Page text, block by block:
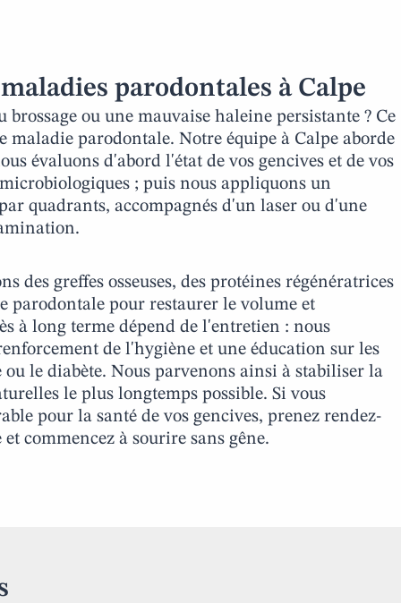
parodontales à Calpe
brossage ou une mauvaise haleine persistante ? Ce
maladie parodontale. Notre équipe à Calpe aborde
évaluons d'abord l'état de vos gencives et de vos
; puis nous appliquons un
quadrants, accompagnés d'un laser ou d'une
des greffes osseuses, des protéines régénératrices
parodontale pour restaurer le volume et
à long terme dépend de l'entretien : nous
de l'hygiène et une éducation sur les
ou le diabète. Nous parvenons ainsi à stabiliser la
le plus longtemps possible. Si vous
pour la santé de vos gencives, prenez rendez-
commencez à sourire sans gêne.